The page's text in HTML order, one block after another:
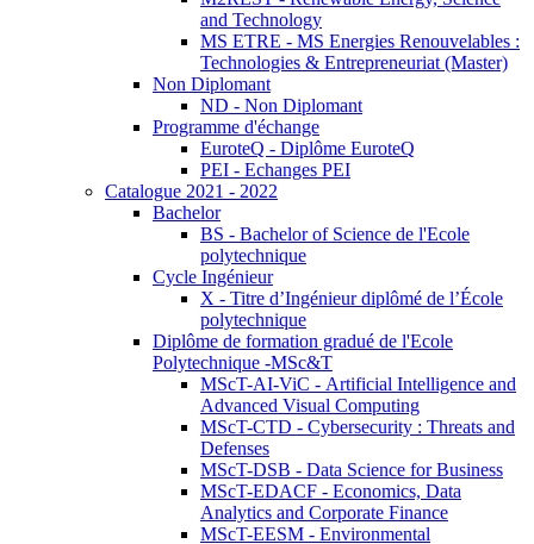
and Technology
MS ETRE - MS Energies Renouvelables :
Technologies & Entrepreneuriat (Master)
Non Diplomant
ND - Non Diplomant
Programme d'échange
EuroteQ - Diplôme EuroteQ
PEI - Echanges PEI
Catalogue 2021 - 2022
Bachelor
BS - Bachelor of Science de l'Ecole
polytechnique
Cycle Ingénieur
X - Titre d’Ingénieur diplômé de l’École
polytechnique
Diplôme de formation gradué de l'Ecole
Polytechnique -MSc&T
MScT-AI-ViC - Artificial Intelligence and
Advanced Visual Computing
MScT-CTD - Cybersecurity : Threats and
Defenses
MScT-DSB - Data Science for Business
MScT-EDACF - Economics, Data
Analytics and Corporate Finance
MScT-EESM - Environmental